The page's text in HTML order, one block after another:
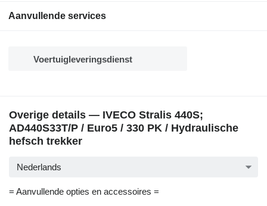
Aanvullende services
Voertuigleveringsdienst
Overige details — IVECO Stralis 440S;
AD440S33T/P / Euro5 / 330 PK / Hydraulische
hefsch trekker
Nederlands
= Aanvullende opties en accessoires =